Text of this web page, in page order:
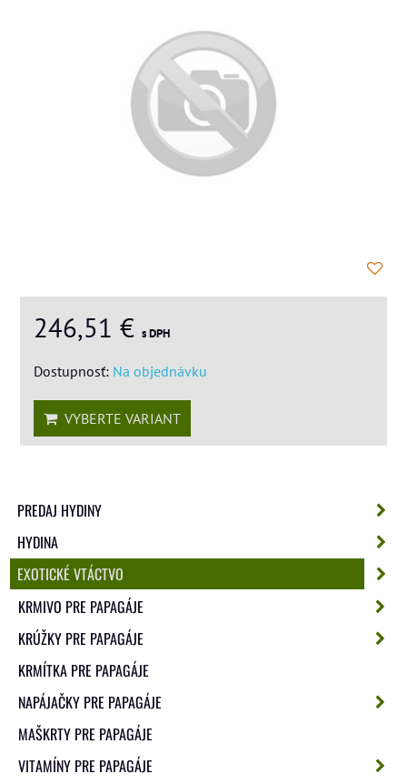
246,51 € s DPH
Dostupnosť: Na objednávku
VYBERTE VARIANT
PREDAJ HYDINY
HYDINA
EXOTICKÉ VTÁCTVO
KRMIVO PRE PAPAGÁJE
KRÚŽKY PRE PAPAGÁJE
KRMÍTKA PRE PAPAGÁJE
NAPÁJAČKY PRE PAPAGÁJE
MAŠKRTY PRE PAPAGÁJE
VITAMÍNY PRE PAPAGÁJE